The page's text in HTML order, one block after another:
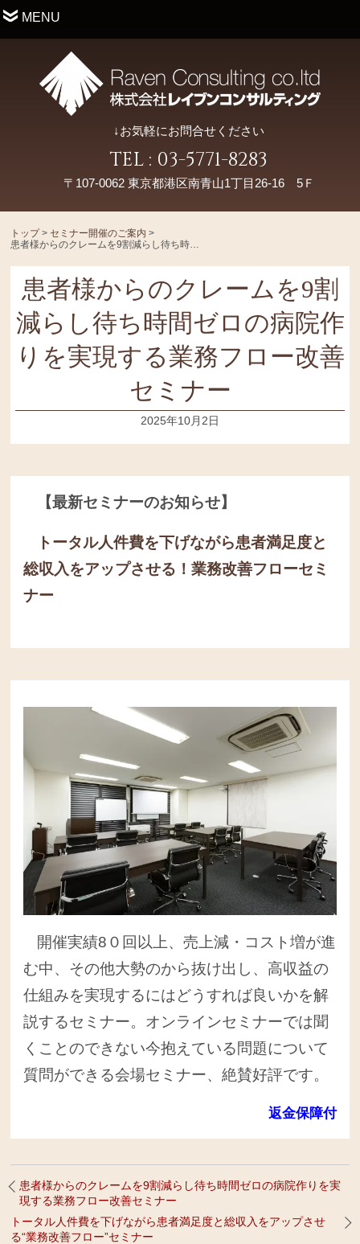
MENU
↓お気軽にお問合せください
TEL : 03-5771-8283
〒107-0062 東京都港区南青山1丁目26-16 5Ｆ
トップ> セミナー開催のご案内 >
患者様からのクレームを9割
減らし待ち時間ゼロの病院作
りを実現する業務フロー改善
セミナー
2025年10月2日
【最新セミナーのお知らせ】
トータル人件費を下げながら患者満足度と
総収入をアップさせる！業務改善フローセミ
ナー
開催実績8０回以上、売上減・コスト増が進
む中、その他大勢のから抜け出し、高収益の
仕組みを実現するにはどうすれば良いかを解
説するセミナー。オンラインセミナーでは聞
くことのできない今抱えている問題について
質問ができる会場セミナー、絶賛好評です。
返金保障付
患者様からのクレームを9割減らし待ち時間ゼロの病院作りを実
現する業務フロー改善セミナー
トータル人件費を下げながら患者満足度と総収入をアップさせ
る“業務改善フロー”セミナー